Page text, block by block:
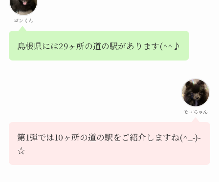
ゴンくん
島根県には29ヶ所の道の駅があります(^^♪
モコちゃん
第1弾では10ヶ所の道の駅をご紹介しますね(^_-)-
☆